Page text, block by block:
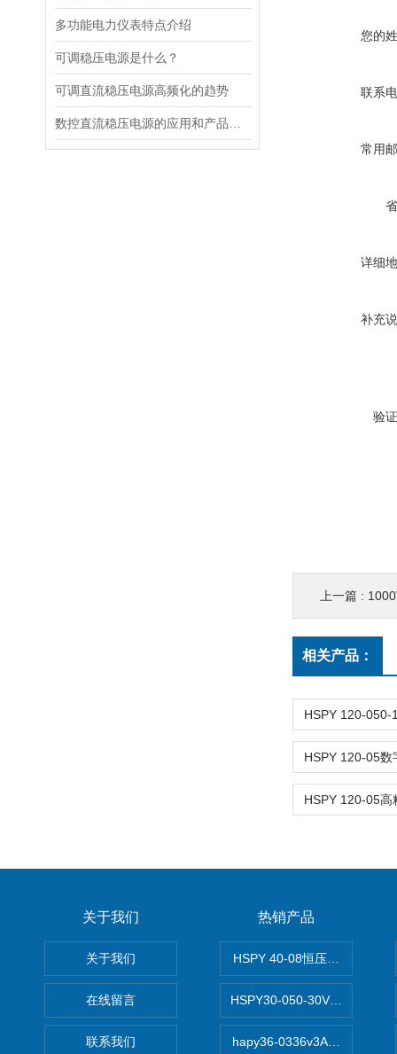
多功能电力仪表特点介绍
可调稳压电源是什么？
可调直流稳压电源高频化的趋势
您的
联系
常用
详细
补充
验
上一篇 :
相关产品：
关于我们
关于我们
在线留言
联系我们
热销产品
HSPY 40-08恒压恒流恒功率
HSPY30-050-30V/-05A可调
hapy36-0336v3A高精度小型